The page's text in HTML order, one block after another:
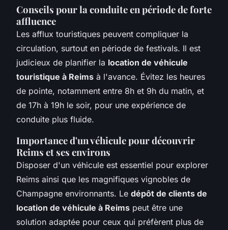
Conseils pour la conduite en période de forte
affluence
Les afflux touristiques peuvent compliquer la
circulation, surtout en période de festivals. Il est
judicieux de planifier la location de véhicule
touristique à Reims à l'avance. Évitez les heures
de pointe, notamment entre 8h et 9h du matin, et
de 17h à 19h le soir, pour une expérience de
conduite plus fluide.
Importance d'un véhicule pour découvrir
Reims et ses environs
Disposer d'un véhicule est essentiel pour explorer
Reims ainsi que les magnifiques vignobles de
Champagne environnants. Le dépôt de clients de
location de véhicule à Reims peut être une
solution adaptée pour ceux qui préfèrent plus de